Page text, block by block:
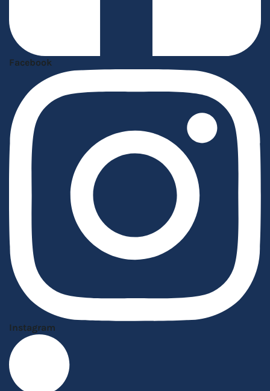
Facebook
Instagram